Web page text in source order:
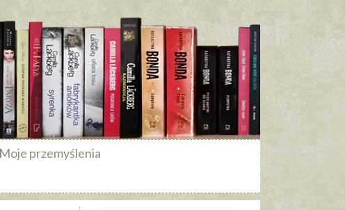
Moje przemyślenia